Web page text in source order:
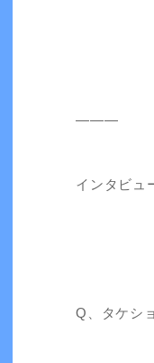
―――
インタビュ
Q、タケシ